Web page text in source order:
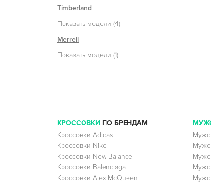
Timberland
Показать модели (4)
Merrell
Показать модели (1)
КРОССОВКИ ПО БРЕНДАМ
Кроссовки Adidas
Кроссовки Nike
Кроссовки New Balance
Кроссовки Balenciaga
Кроссовки Alex McQueen